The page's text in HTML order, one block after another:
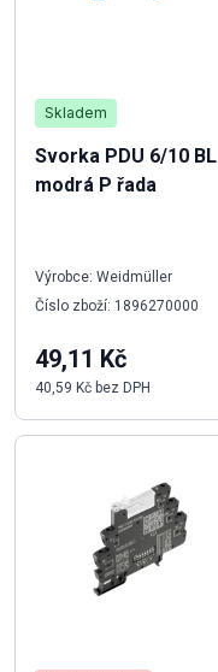
Skladem
Svorka PDU 6/10 BL
modrá P řada
Výrobce: Weidmüller
Číslo zboží: 1896270000
49,11 Kč
40,59 Kč bez DPH